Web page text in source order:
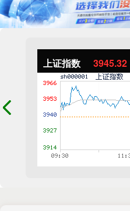
上证指数 3945.32